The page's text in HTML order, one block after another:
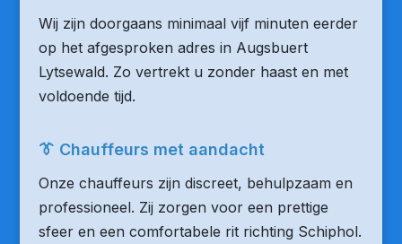
Wij zijn doorgaans minimaal vijf minuten eerder
op het afgesproken adres in Augsbuert
Lytsewald. Zo vertrekt u zonder haast en met
voldoende tijd.
👔 Chauffeurs met aandacht
Onze chauffeurs zijn discreet, behulpzaam en
professioneel. Zij zorgen voor een prettige
sfeer en een comfortabele rit richting Schiphol.